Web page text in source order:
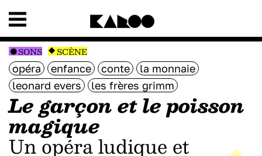
SONS SCÈNE
opéra enfance conte
la monnaie
leonard evers
les frères grimm
Le garçon et le poisson
magique
Un opéra ludique et